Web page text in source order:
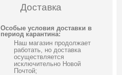
Доставка
Особые условия доставки в
период карантина:
Наш магазин продолжает
работать, но доставка
осуществляется
исключительно Новой
Почтой;